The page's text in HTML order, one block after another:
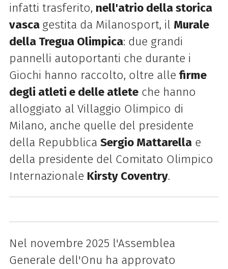
infatti trasferito, nell'atrio della storica
vasca gestita da Milanosport, il Murale
della Tregua Olimpica: due grandi
pannelli autoportanti che durante i
Giochi hanno raccolto, oltre alle firme
degli atleti e delle atleteche hanno
alloggiato al Villaggio Olimpico di
Milano, anche quelle del presidente
della Repubblica Sergio Mattarellae
della presidente del Comitato Olimpico
Internazionale Kirsty Coventry.
Nel novembre 2025 l'Assemblea
Generale dell'Onu ha approvato